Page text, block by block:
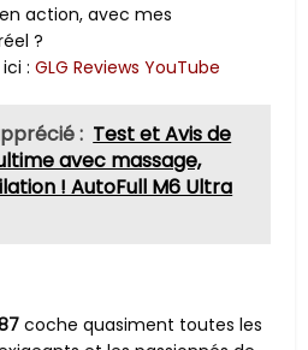
action, avec mes
?
ici :GLG Reviews YouTube
: Test et Avis de
avec massage,
! AutoFull M6 Ultra
coche quasiment toutes les